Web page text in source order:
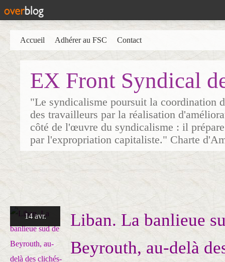
EX Front Syndical
"Le syndicalisme poursuit la coordination
des travailleurs par la réalisation
côté de l'œuvre du syndicalisme : il
par l'expropriation capitaliste." Charte
Accueil Adhérer au FSC Contact
14 avr.
Liban. La banlieue
Beyrouth, au-delà